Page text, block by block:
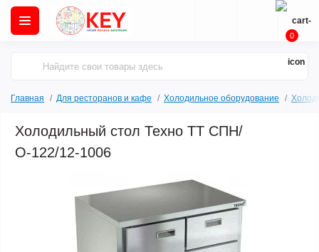
0
Главная Для ресторанов и кафе Холодильное оборудование
Холодильный стол Техно ТТ СПН/
О-122/12-1006